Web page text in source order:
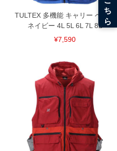
TULTEX 多機能 キャリー ベスト
ネイビー 4L 5L 6L 7L 8L
¥7,590